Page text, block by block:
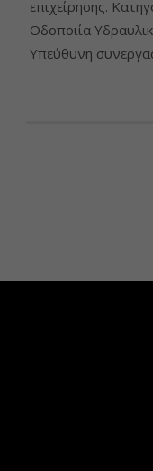
επιχείρησης.
Οδοποιία
Υπεύθυνη